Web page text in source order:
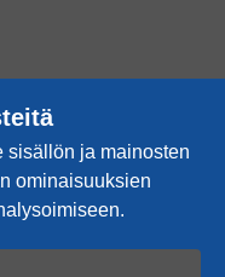
sisällön ja mainosten
ominaisuuksien